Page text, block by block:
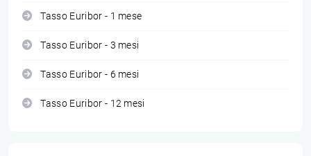
Tasso Euribor - 1 mese
Tasso Euribor - 3 mesi
Tasso Euribor - 6 mesi
Tasso Euribor - 12 mesi